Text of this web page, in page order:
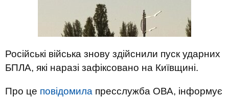
Російські війська знову здійснили пуск ударних
БПЛА, які наразі зафіксовано на Київщині.
Про це повідомила пресслужба ОВА, інформує